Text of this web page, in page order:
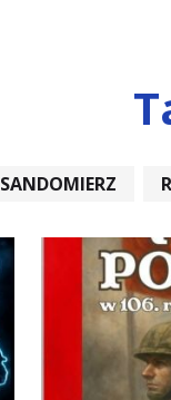
SANDOMIERZ